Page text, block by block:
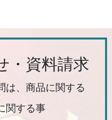
・資料請求
は、商品に関する
関する事